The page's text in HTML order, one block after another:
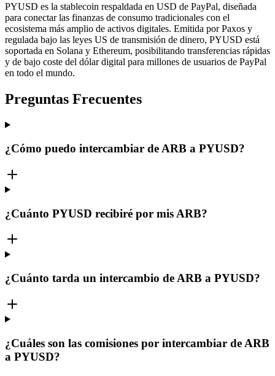
PYUSD es la stablecoin respaldada en USD de PayPal, diseñada
para conectar las finanzas de consumo tradicionales con el
ecosistema más amplio de activos digitales. Emitida por Paxos y
regulada bajo las leyes US de transmisión de dinero, PYUSD está
soportada en Solana y Ethereum, posibilitando transferencias rápidas
y de bajo coste del dólar digital para millones de usuarios de PayPal
en todo el mundo.
Preguntas Frecuentes
¿Cómo puedo intercambiar de ARB a PYUSD?
¿Cuánto PYUSD recibiré por mis ARB?
¿Cuánto tarda un intercambio de ARB a PYUSD?
¿Cuáles son las comisiones por intercambiar de ARB
a PYUSD?